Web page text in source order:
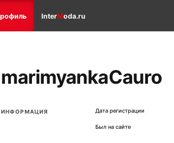
InterModa.ru
marimyankaCauro
ИНФОРМАЦИЯ Дата регистрации
Был на сайте